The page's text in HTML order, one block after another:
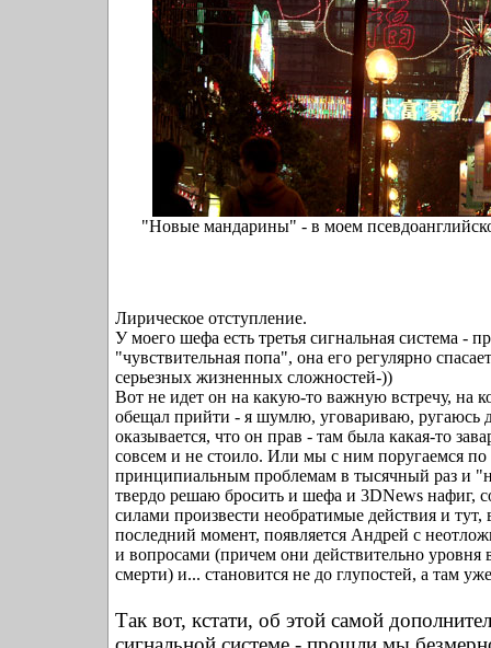
"Новые мандарины" - в моем
Лирическое отступление.
У моего шефа есть третья сигнальная система -
"чувствительная попа", она его регулярно
серьезных жизненных сложностей-))
Вот не идет он на какую-то важную встречу, на
обещал прийти - я шумлю, уговариваю, ругаюсь
оказывается, что он прав - там была какая-то
совсем и не стоило. Или мы с ним поругаемся по
принципиальным проблемам в тысячный раз и
твердо решаю бросить и шефа и 3DNews нафиг,
силами произвести необратимые действия и тут,
последний момент, появляется Андрей с
и вопросами (причем они действительно
смерти) и... становится не до глупостей, а там
Так вот, кстати, об этой самой